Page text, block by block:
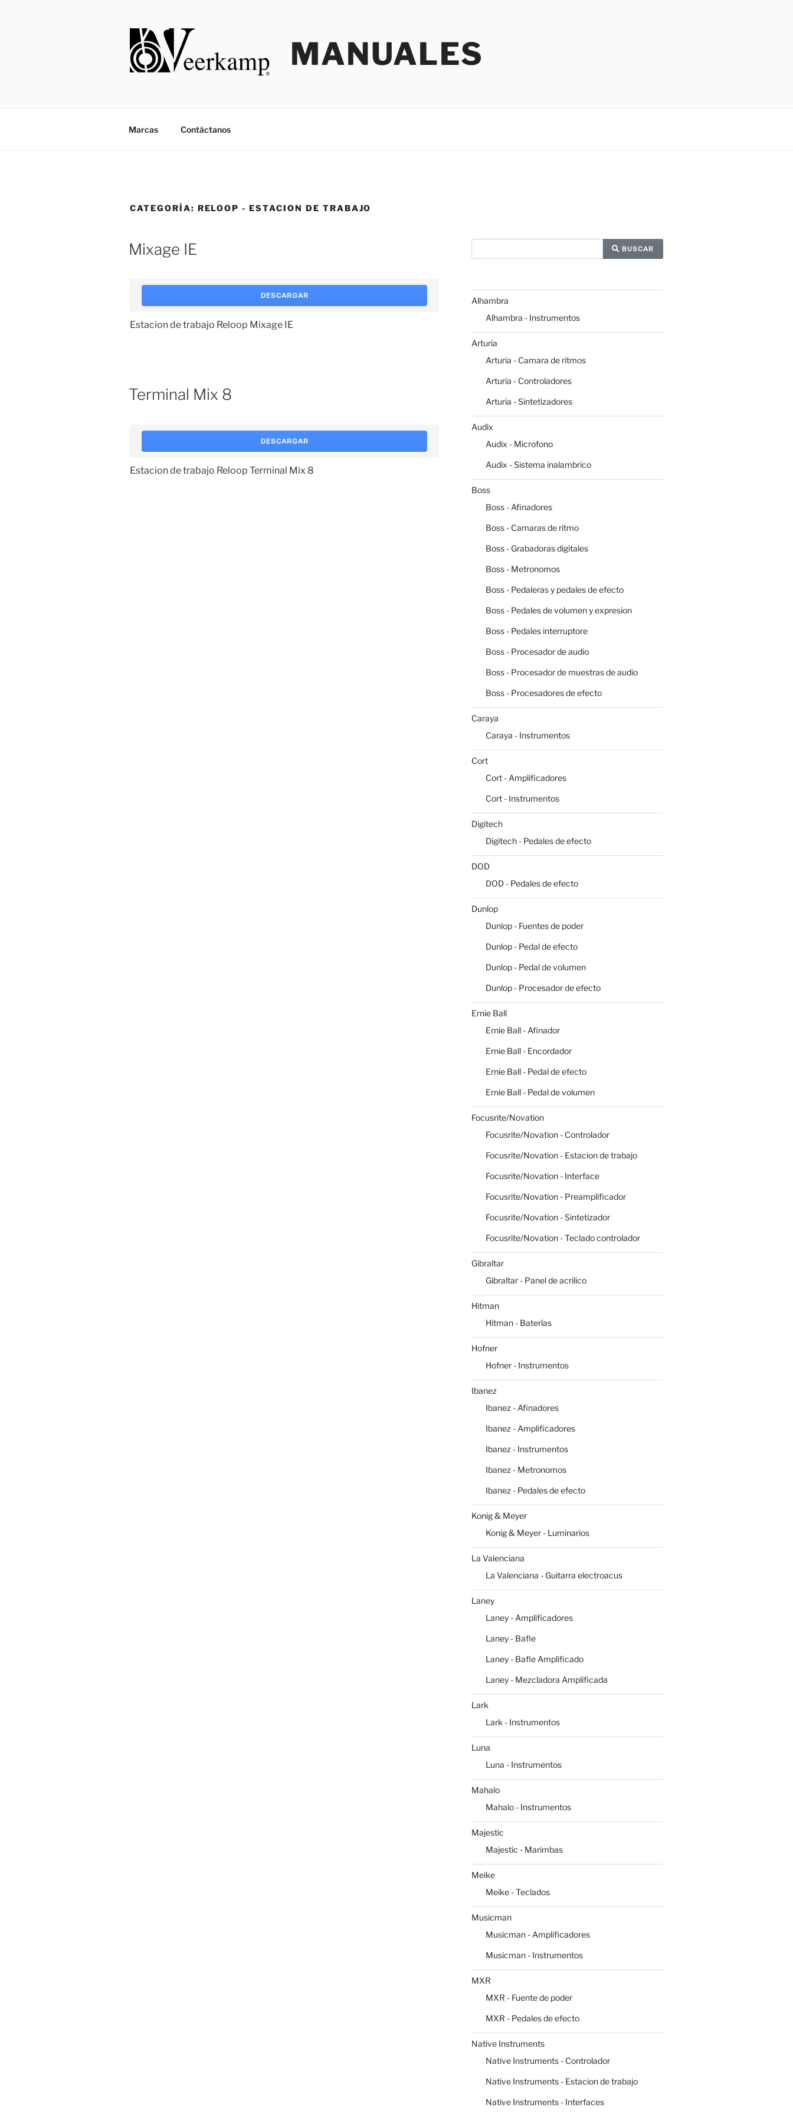
MANUALES
Marcas Contáctanos
CATEGORÍA: RELOOP - ESTACION DE TRABAJO
Mixage IE
DESCARGAR
Estacion de trabajo Reloop Mixage IE
Terminal Mix 8
DESCARGAR
Estacion de trabajo Reloop Terminal Mix 8
BUSCAR
Alhambra
Alhambra - Instrumentos
Arturia
Arturia - Camara de ritmos
Arturia - Controladores
Arturia - Sintetizadores
Audix
Audix - Microfono
Audix - Sistema inalambrico
Boss
Boss - Afinadores
Boss - Camaras de ritmo
Boss - Grabadoras digitales
Boss - Metronomos
Boss - Pedaleras y pedales de efecto
Boss - Pedales de volumen y expresion
Boss - Pedales interruptore
Boss - Procesador de audio
Boss - Procesador de muestras de audio
Boss - Procesadores de efecto
Caraya
Caraya - Instrumentos
Cort
Cort - Amplificadores
Cort - Instrumentos
Digitech
Digitech - Pedales de efecto
DOD
DOD - Pedales de efecto
Dunlop
Dunlop - Fuentes de poder
Dunlop - Pedal de efecto
Dunlop - Pedal de volumen
Dunlop - Procesador de efecto
Ernie Ball
Ernie Ball - Afinador
Ernie Ball - Encordador
Ernie Ball - Pedal de efecto
Ernie Ball - Pedal de volumen
Focusrite/Novation
Focusrite/Novation - Controlador
Focusrite/Novation - Estacion de trabajo
Focusrite/Novation - Interface
Focusrite/Novation - Preamplificador
Focusrite/Novation - Sintetizador
Focusrite/Novation - Teclado controlador
Gibraltar
Gibraltar - Panel de acrilico
Hitman
Hitman - Baterías
Hofner
Hofner - Instrumentos
Ibanez
Ibanez - Afinadores
Ibanez - Amplificadores
Ibanez - Instrumentos
Ibanez - Metronomos
Ibanez - Pedales de efecto
Konig & Meyer
Konig & Meyer - Luminarios
La Valenciana
La Valenciana - Guitarra electroacus
Laney
Laney - Amplificadores
Laney - Bafle
Laney - Bafle Amplificado
Laney - Mezcladora Amplificada
Lark
Lark - Instrumentos
Luna
Luna - Instrumentos
Mahalo
Mahalo - Instrumentos
Majestic
Majestic - Marimbas
Meike
Meike - Teclados
Musicman
Musicman - Amplificadores
Musicman - Instrumentos
MXR
MXR - Fuente de poder
MXR - Pedales de efecto
Native Instruments
Native Instruments - Controlador
Native Instruments - Estacion de trabajo
Native Instruments - Interfaces